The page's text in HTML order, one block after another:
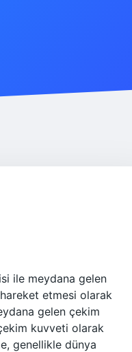
ile meydana gelen
etmesi olarak
gelen çekim
kuvveti olarak
genellikle dünya